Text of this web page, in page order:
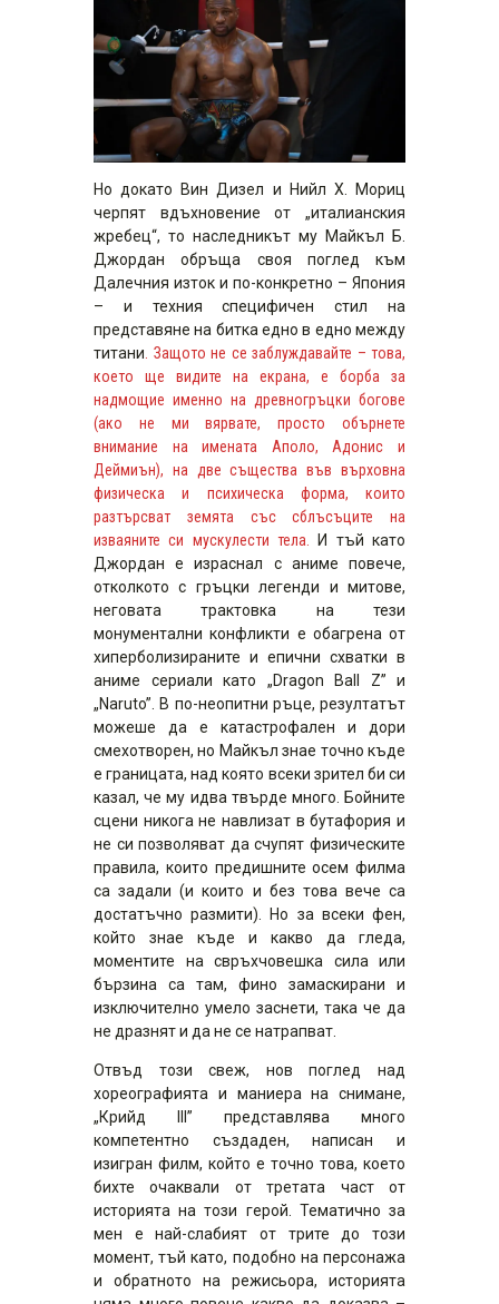
Но докато Вин Дизел и Нийл Х. Мориц
черпят вдъхновение от „италианския
жребец“, то наследникът му Майкъл Б.
Джордан обръща своя поглед към
Далечния изток и по-конкретно – Япония
– и техния специфичен стил на
представяне на битка едно в едно между
титани . Защото не се заблуждавайте – това,
което ще видите на екрана, е борба за
надмощие именно на древногръцки богове
(ако не ми вярвате, просто обърнете
внимание на имената Аполо, Адонис и
Деймиън), на две същества във върховна
физическа и психическа форма, които
разтърсват земята със сблъсъците на
изваяните си мускулести тела.
И тъй като
Джордан е израснал с аниме повече,
отколкото с гръцки легенди и митове,
неговата трактовка на тези
монументални конфликти е обагрена от
хиперболизираните и епични схватки в
аниме сериали като „Dragon Ball Z” и
„Naruto”. В по-неопитни ръце, резултатът
можеше да е катастрофален и дори
смехотворен, но Майкъл знае точно къде
е границата, над която всеки зрител би си
казал, че му идва твърде много. Бойните
сцени никога не навлизат в бутафория и
не си позволяват да счупят физическите
правила, които предишните осем филма
са задали (и които и без това вече са
достатъчно размити). Но за всеки фен,
който знае къде и какво да гледа,
моментите на свръхчовешка сила или
бързина са там, фино замаскирани и
изключително умело заснети, така че да
не дразнят и да не се натрапват.
Отвъд този свеж, нов поглед над
хореографията и маниера на снимане,
„Крийд III” представлява много
компетентно създаден, написан и
изигран филм, който е точно това, което
бихте очаквали от третата част от
историята на този герой. Тематично за
мен е най-слабият от трите до този
момент, тъй като, подобно на персонажа
и обратното на режисьора, историята